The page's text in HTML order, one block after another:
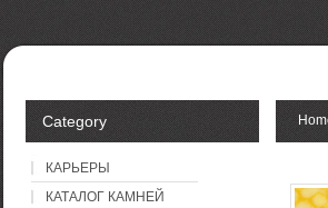
Category
КАРЬЕРЫ
КАТАЛОГ КАМНЕЙ